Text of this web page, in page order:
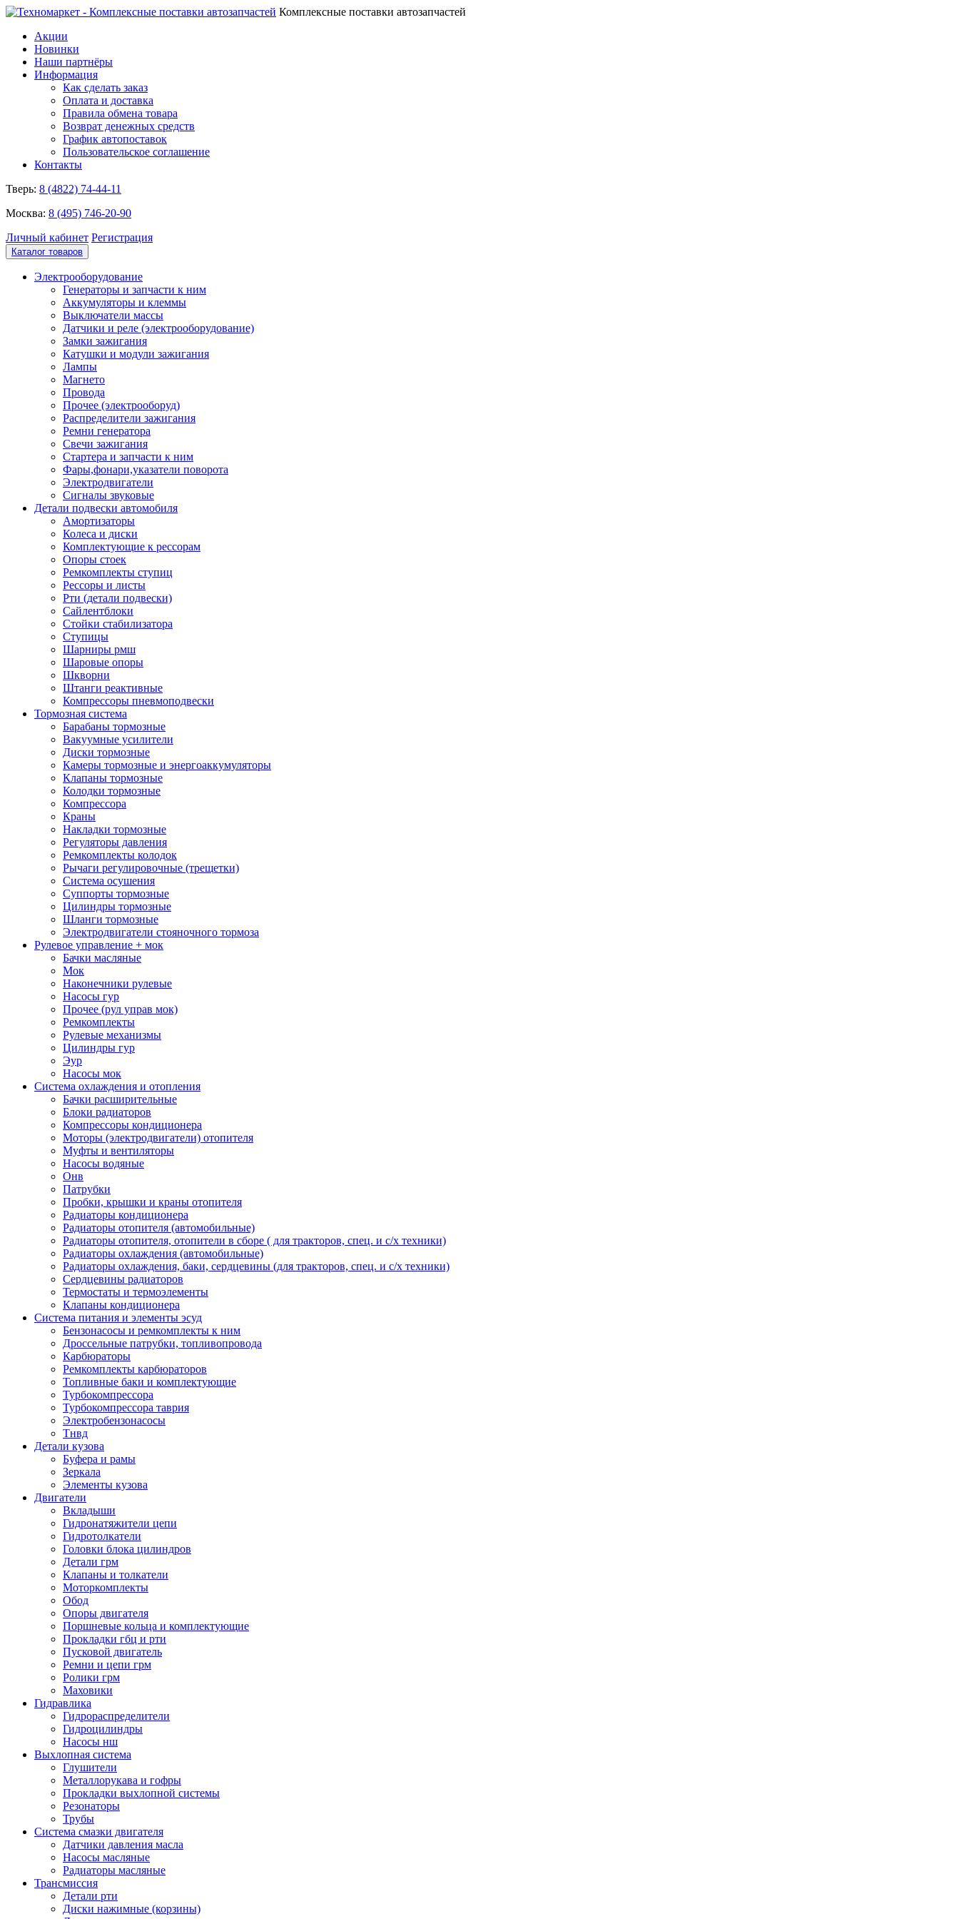
Комплексные поставки автозапчастей
Акции
Новинки
Наши партнёры
Информация
Как сделать заказ
Оплата и доставка
Правила обмена товара
Возврат денежных средств
График автопоставок
Пользовательское соглашение
Контакты
Тверь: 8 (4822) 74-44-11
Москва: 8 (495) 746-20-90
Личный кабинет Регистрация
Каталог товаров
Электрооборудование
Генераторы и запчасти к ним
Аккумуляторы и клеммы
Выключатели массы
Датчики и реле (электрооборудование)
Замки зажигания
Катушки и модули зажигания
Лампы
Магнето
Провода
Прочее (электрооборуд)
Распределители зажигания
Ремни генератора
Свечи зажигания
Стартера и запчасти к ним
Фары,фонари,указатели поворота
Электродвигатели
Сигналы звуковые
Детали подвески автомобиля
Амортизаторы
Колеса и диски
Комплектующие к рессорам
Опоры стоек
Ремкомплекты ступиц
Рессоры и листы
Рти (детали подвески)
Сайлентблоки
Стойки стабилизатора
Ступицы
Шарниры рмш
Шаровые опоры
Шкворни
Штанги реактивные
Компрессоры пневмоподвески
Тормозная система
Барабаны тормозные
Вакуумные усилители
Диски тормозные
Камеры тормозные и энергоаккумуляторы
Клапаны тормозные
Колодки тормозные
Компрессора
Краны
Накладки тормозные
Регуляторы давления
Ремкомплекты колодок
Рычаги регулировочные (трещетки)
Система осушения
Суппорты тормозные
Цилиндры тормозные
Шланги тормозные
Электродвигатели стояночного тормоза
Рулевое управление + мок
Бачки масляные
Мок
Наконечники рулевые
Насосы гур
Прочее (рул управ мок)
Ремкомплекты
Рулевые механизмы
Цилиндры гур
Эур
Насосы мок
Система охлаждения и отопления
Бачки расширительные
Блоки радиаторов
Компрессоры кондиционера
Моторы (электродвигатели) отопителя
Муфты и вентиляторы
Насосы водяные
Онв
Патрубки
Пробки, крышки и краны отопителя
Радиаторы кондиционера
Радиаторы отопителя (автомобильные)
Радиаторы отопителя, отопители в сборе ( для тракторов, спец. и с/х техники)
Радиаторы охлаждения (автомобильные)
Радиаторы охлаждения, баки, сердцевины (для тракторов, спец. и с/х техники)
Сердцевины радиаторов
Термостаты и термоэлементы
Клапаны кондиционера
Система питания и элементы эсуд
Бензонасосы и ремкомплекты к ним
Дроссельные патрубки, топливопровода
Карбюраторы
Ремкомплекты карбюраторов
Топливные баки и комплектующие
Турбокомпрессора
Турбокомпрессора таврия
Электробензонасосы
Тнвд
Детали кузова
Буфера и рамы
Зеркала
Элементы кузова
Двигатели
Вкладыши
Гидронатяжители цепи
Гидротолкатели
Головки блока цилиндров
Детали грм
Клапаны и толкатели
Моторкомплекты
Обод
Опоры двигателя
Поршневые кольца и комплектующие
Прокладки гбц и рти
Пусковой двигатель
Ремни и цепи грм
Ролики грм
Маховики
Гидравлика
Гидрораспределители
Гидроцилиндры
Насосы нш
Выхлопная система
Глушители
Металлорукава и гофры
Прокладки выхлопной системы
Резонаторы
Трубы
Система смазки двигателя
Датчики давления масла
Насосы масляные
Радиаторы масляные
Трансмиссия
Детали рти
Диски нажимные (корзины)